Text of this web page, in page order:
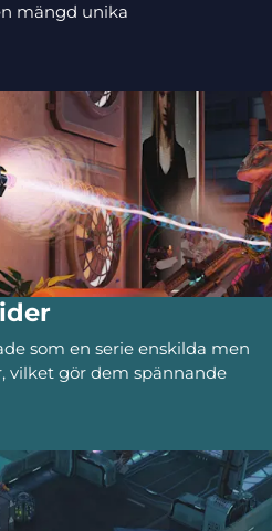
mängd unika
som en serie enskilda men
vilket gör dem spännande